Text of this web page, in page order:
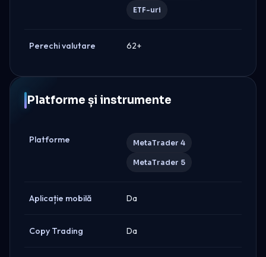
ETF-uri
Perechi valutare 62+
Platforme și instrumente
Platforme MetaTrader 4
MetaTrader 5
Aplicație mobilă Da
Copy Trading Da